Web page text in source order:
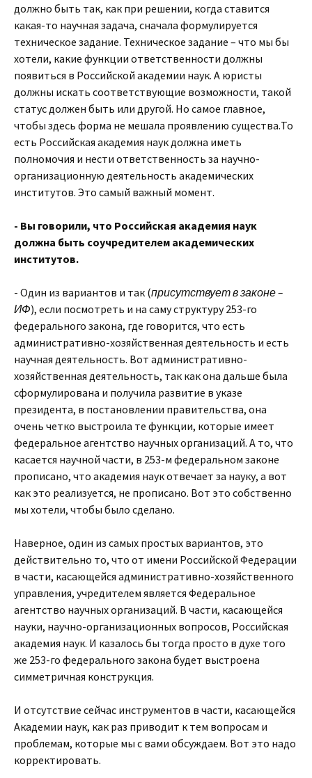
должно быть так, как при решении, когда ставится
какая-то научная задача, сначала формулируется
техническое задание. Техническое задание – что мы бы
хотели, какие функции ответственности должны
появиться в Российской академии наук. А юристы
должны искать соответствующие возможности, такой
статус должен быть или другой. Но самое главное,
чтобы здесь форма не мешала проявлению существа.То
есть Российская академия наук должна иметь
полномочия и нести ответственность за научно-
организационную деятельность академических
институтов. Это самый важный момент.
- Вы говорили, что Российская академия наук
должна быть соучредителем академических
институтов.
- Один из вариантов и так (присутствует в законе –
ИФ), если посмотреть и на саму структуру 253-го
федерального закона, где говорится, что есть
административно-хозяйственная деятельность и есть
научная деятельность. Вот административно-
хозяйственная деятельность, так как она дальше была
сформулирована и получила развитие в указе
президента, в постановлении правительства, она
очень четко выстроила те функции, которые имеет
федеральное агентство научных организаций. А то, что
касается научной части, в 253-м федеральном законе
прописано, что академия наук отвечает за науку, а вот
как это реализуется, не прописано. Вот это собственно
мы хотели, чтобы было сделано.
Наверное, один из самых простых вариантов, это
действительно то, что от имени Российской Федерации
в части, касающейся административно-хозяйственного
управления, учредителем является Федеральное
агентство научных организаций. В части, касающейся
науки, научно-организационных вопросов, Российская
академия наук. И казалось бы тогда просто в духе того
же 253-го федерального закона будет выстроена
симметричная конструкция.
И отсутствие сейчас инструментов в части, касающейся
Академии наук, как раз приводит к тем вопросам и
проблемам, которые мы с вами обсуждаем. Вот это надо
корректировать.